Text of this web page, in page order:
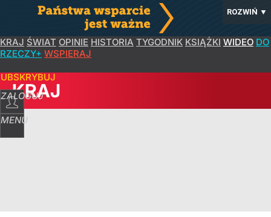
ROZWIŃ ▼
KRAJ ŚWIAT OPINIE HISTORIA TYGODNIK KSIĄŻKI WIDEO DO
RZECZY+ WSPIERAJ
ZALOGUJ
MENU
KRAJ